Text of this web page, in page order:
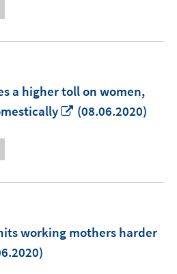
a higher toll on women,
In
(08.06.2020)
working mothers harder